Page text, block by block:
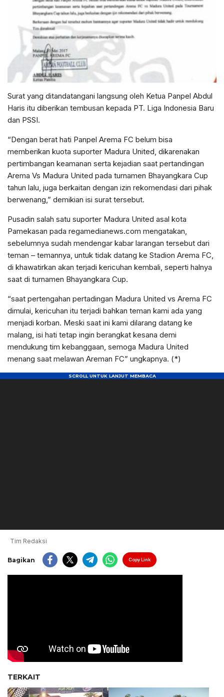
Surat yang ditandatangani langsung oleh Ketua Panpel Abdul
Haris itu diberikan tembusan kepada PT. Liga Indonesia Baru
dan PSSI.
“Dengan berat hati Panpel Arema FC belum bisa
memberikan kuota suporter Madura United, dikarenakan
pertimbangan keamanan serta kejadian saat pertandingan
Arema Vs Madura United pada turnamen Bhayangkara Cup
tahun lalu, juga berkaitan dengan izin rekomendasi dari pihak
berwenang,” demikian isi surat tersebut.
Pusadin salah satu suporter Madura United asal kota
Pamekasan pada regamedianews.com mengatakan,
sebelumnya sudah mendengar kabar larangan tersebut dari
teman – temannya, untuk tidak datang ke Stadion Arema FC,
di khawatirkan akan terjadi kericuhan kembali, seperti halnya
saat di turnamen Bhayangkara Cup.
“saat pertengahan pertadingan Madura United vs Arema FC
dimulai, kericuhan itu terjadi bahkan teman kami ada yang
menjadi korban. Meski saat ini kami dilarang datang ke
malang, isi hati tetap ingin berangkat kesana demi
mendukung tim kebanggaan, semoga Madura United
menang saat melawan Areman FC” ungkapnya. (*)
Tim Redaksi
Bagikan Copy Link
TERKAIT